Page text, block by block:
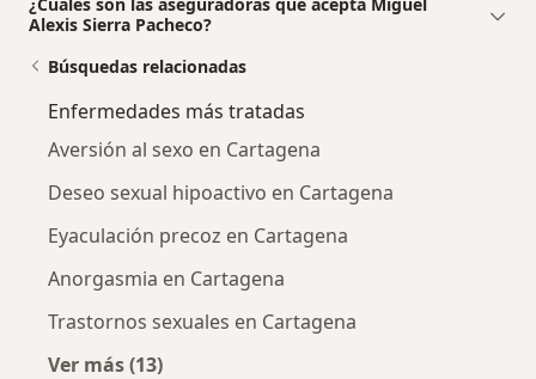
Alexis Sierra Pacheco?
Búsquedas relacionadas
Enfermedades más tratadas
Aversión al sexo en Cartagena
Deseo sexual hipoactivo en Cartagena
Eyaculación precoz en Cartagena
Anorgasmia en Cartagena
Trastornos sexuales en Cartagena
Ver más (13)